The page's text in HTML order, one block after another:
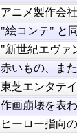
アニメ製作会
"絵コンテ" と
"新世紀エヴァ
赤いもの、ま
東芝エンタテ
作画崩壊を表
ヒーロー指向